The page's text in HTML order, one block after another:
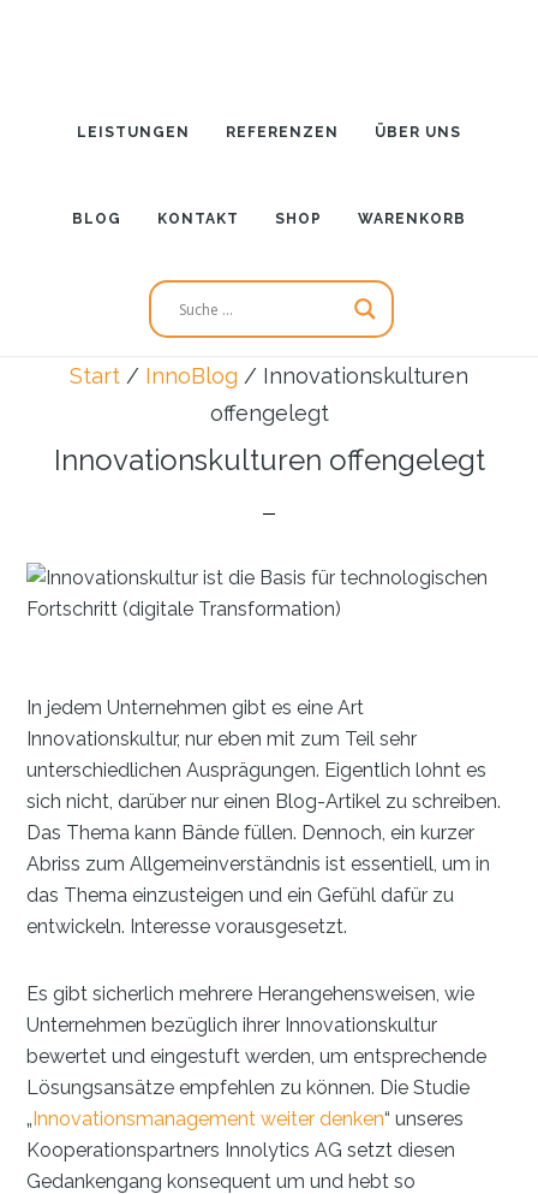
LEISTUNGEN REFERENZEN ÜBER UNS
BLOG KONTAKT SHOP WARENKORB
Start / InnoBlog / Innovationskulturen
offengelegt
Innovationskulturen offengelegt
In jedem Unternehmen gibt es eine Art
Innovationskultur, nur eben mit zum Teil sehr
unterschiedlichen Ausprägungen. Eigentlich lohnt es
sich nicht, darüber nur einen Blog-Artikel zu schreiben.
Das Thema kann Bände füllen. Dennoch, ein kurzer
Abriss zum Allgemeinverständnis ist essentiell, um in
das Thema einzusteigen und ein Gefühl dafür zu
entwickeln. Interesse vorausgesetzt.
Es gibt sicherlich mehrere Herangehensweisen, wie
Unternehmen bezüglich ihrer Innovationskultur
bewertet und eingestuft werden, um entsprechende
Lösungsansätze empfehlen zu können. Die Studie
„Innovationsmanagement weiter denken“ unseres
Kooperationspartners Innolytics AG setzt diesen
Gedankengang konsequent um und hebt so